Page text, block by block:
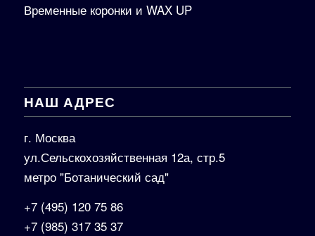
Временные коронки и WAX UP
НАШ АДРЕС
г. Москва
ул.Сельскохозяйственная 12а, стр.5
метро "Ботанический сад"
+7 (495) 120 75 86
+7 (985) 317 35 37